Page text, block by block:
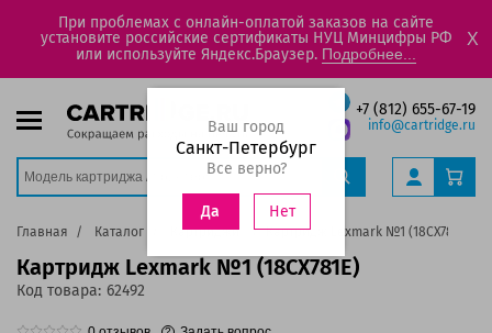
При проблемах с онлайн-оплатой заказов на сайте
установите российские сертификаты НУЦ Минцифры РФ
или используйте Яндекс.Браузер. Подробнее...
X
+7 (812) 655-67-19
info@cartridge.ru
Ваш город
Санкт-Петербург
Все верно?
Да Нет
Главная Каталог Картриджи Картридж Lexmark №1 (18CX781E)
Картридж Lexmark №1 (18CX781E)
Код товара: 62492